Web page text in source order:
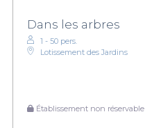
Dans les arbres
1 - 50 pers.
Lotissement des Jardins
Établissement non réservable